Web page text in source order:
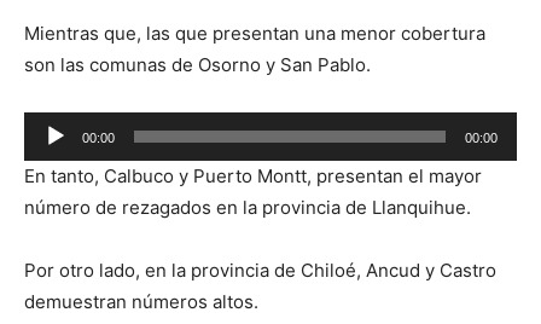
Mientras que, las que presentan una menor cobertura
son las comunas de Osorno y San Pablo.
Reproductor
de
audio
00:00 00:00
En tanto, Calbuco y Puerto Montt, presentan el mayor
número de rezagados en la provincia de Llanquihue.
Por otro lado, en la provincia de Chiloé, Ancud y Castro
demuestran números altos.